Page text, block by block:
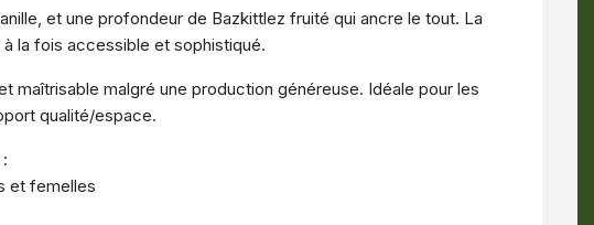
et une profondeur de Bazkittlez fruité qui ancre le tout. La
la fois accessible et sophistiqué.
malgré une production généreuse. Idéale pour les
qualité/espace.
et femelles